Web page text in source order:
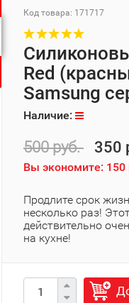
Код товара: 171717
Red
Samsung
Наличие:
500 руб. 350
Вы экономите: 150
Продлите срок
несколько раз!
действительно
на кухне!